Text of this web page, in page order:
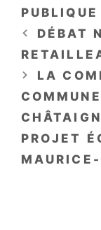
DÉBAT
LA
PROJET